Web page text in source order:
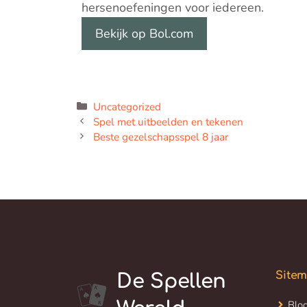
hersenoefeningen voor iedereen.
Bekijk op Bol.com
Categorieën
Uncategorized
Spel met uitbeelden en tekenen
Beste gezelschapsspel 8 jaar
De Spellen